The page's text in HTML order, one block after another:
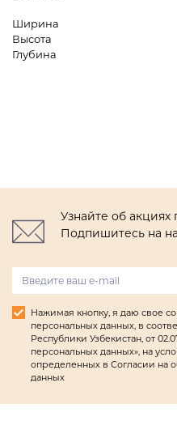
Ширина
Высота
Глубина
Узнайте об
Подпишитесь на
Нажимая кнопку, я даю свое
персональных данных, в
Республики Узбекистан, от
персональных данных», на
определенных в Согласии на
данных